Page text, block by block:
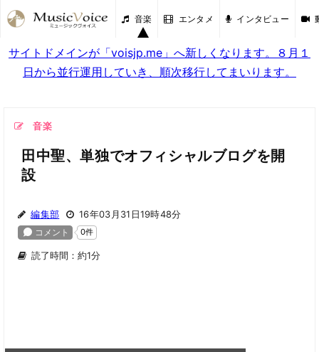
音楽 エンタメ インタビュー
サイトドメインが「voisjp.me」へ新しくなります。８月１
日から並行運用していき、順次移行してまいります。
音楽
田中聖、単独でオフィシャルブログを開
設
編集部 16年03月31日19時48分
読了時間：約1分